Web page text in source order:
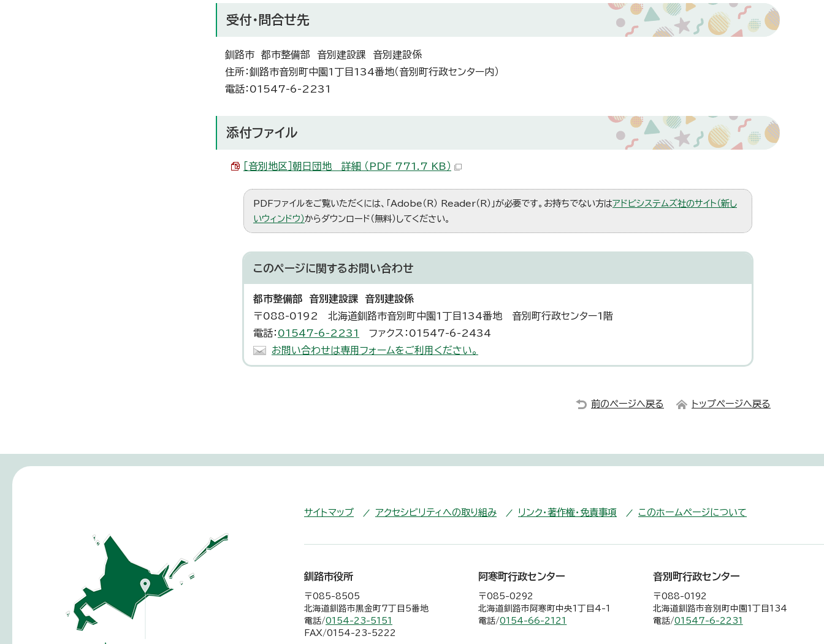
受付・問合せ先
釧路市 都市整備部 音別建設課 音別建設係
住所：釧路市音別町中園1丁目134番地（音別町行政センター内）
電話：01547-6-2231
添付ファイル
［音別地区］朝日団地 詳細 （PDF 771.7 KB）
PDFファイルをご覧いただくには、「Adobe（R） Reader（R）」が必要です。お持ちでない方はアドビシステムズ社のサイト（新し
いウィンドウ）からダウンロード（無料）してください。
このページに関するお問い合わせ
都市整備部 音別建設課 音別建設係
〒088-0192 北海道釧路市音別町中園1丁目134番地 音別町行政センター1階
電話： 01547-6-2231
ファクス：01547-6-2434
お問い合わせは専用フォームをご利用ください。
前のページへ戻る トップページへ戻る
サイトマップ アクセシビリティへの取り組み リンク・著作権・免責事項 このホームページについて
釧路市役所
〒085-8505
北海道釧路市黒金町7丁目5番地
電話/0154-23-5151
FAX/0154-23-5222
阿寒町行政センター
〒085-0292
北海道釧路市阿寒町中央1丁目4-1
電話/0154-66-2121
音別町行政センター
〒088-0192
北海道釧路市音別町中園1丁目134
電話/01547-6-2231